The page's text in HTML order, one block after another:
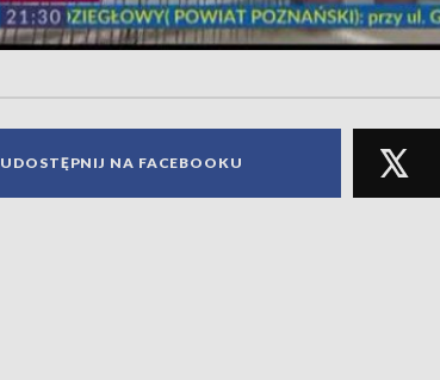
UDOSTĘPNIJ NA FACEBOOKU